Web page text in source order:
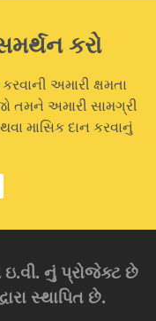
કરો
અમારી ક્ષમતા
તમને અમારી સામગ્રી
માસિક દાન કરવાનું
ઇ.વી. નું પ્રોજેક્ટ છે
સ્થાપિત છે.